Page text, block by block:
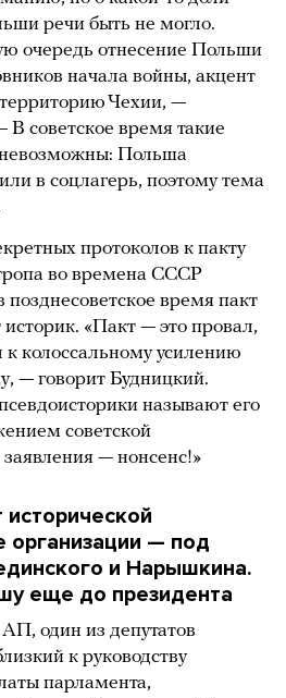
речи быть не могло.
очередь отнесение Польши
начала войны, акцент
Чехии, —
В советское время такие
Польша
в соцлагерь, поэтому тема
протоколов к пакту
во времена СССР
время пакт
«Пакт — это провал,
к колоссальному усилению
— говорит Будницкий.
называют его
советской
— нонсенс!»
организации — под
и Нарышкина.
еще до президента
один из депутатов
к руководству
парламента,